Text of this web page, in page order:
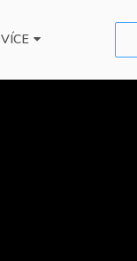
VÍCE